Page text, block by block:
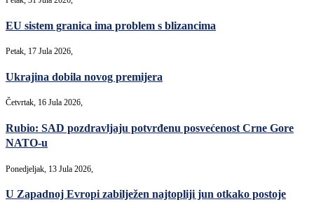
EU sistem granica ima problem s blizancima
Petak, 17 Jula 2026,
Ukrajina dobila novog premijera
Četvrtak, 16 Jula 2026,
Rubio: SAD pozdravljaju potvrđenu posvećenost Crne Gore
NATO-u
Ponedjeljak, 13 Jula 2026,
U Zapadnoj Evropi zabilježen najtopliji jun otkako postoje